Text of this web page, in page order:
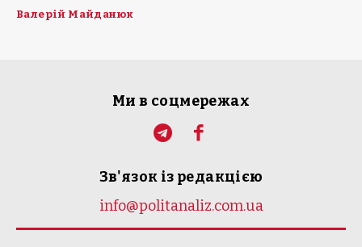
Валерій Майданюк
Ми в соцмережах
Зв'язок із редакцією
info@politanaliz.com.ua